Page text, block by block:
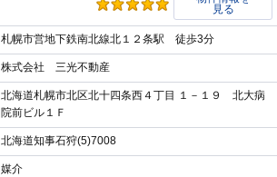
見る
札幌市営地下鉄南北線北１２条駅 徒歩3分
株式会社 三光不動産
北海道札幌市北区北十四条西４丁目 １－１９ 北大病
院前ビル１Ｆ
北海道知事石狩(5)7008
媒介